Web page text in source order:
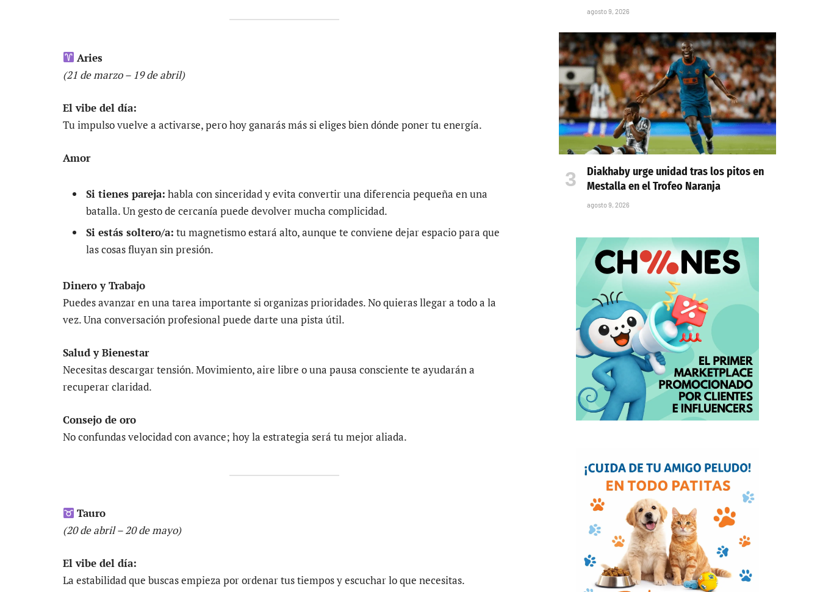
Aries
(21 de marzo – 19 de abril)
El vibe del día:
Tu impulso vuelve a activarse, pero hoy ganarás más si eliges bien dónde poner tu energía.
Amor
Si tienes pareja: habla con sinceridad y evita convertir una diferencia pequeña en una
batalla. Un gesto de cercanía puede devolver mucha complicidad.
Si estás soltero/a: tu magnetismo estará alto, aunque te conviene dejar espacio para que
las cosas fluyan sin presión.
Dinero y Trabajo
Puedes avanzar en una tarea importante si organizas prioridades. No quieras llegar a todo a la
vez. Una conversación profesional puede darte una pista útil.
Salud y Bienestar
Necesitas descargar tensión. Movimiento, aire libre o una pausa consciente te ayudarán a
recuperar claridad.
Consejo de oro
No confundas velocidad con avance; hoy la estrategia será tu mejor aliada.
Tauro
(20 de abril – 20 de mayo)
El vibe del día:
La estabilidad que buscas empieza por ordenar tus tiempos y escuchar lo que necesitas.
agosto 9, 2026
Diakhaby urge unidad tras los pitos en
Mestalla en el Trofeo Naranja
agosto 9, 2026